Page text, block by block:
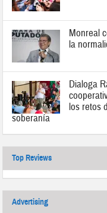
Monreal
la
Dialoga
los retos
soberanía
Top Reviews
Advertising